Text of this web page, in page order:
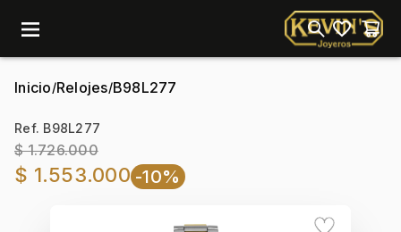
menu
Inicio/Relojes/B98L277
Ref. B98L277
$ 1.726.000
$ 1.553.000 -10%